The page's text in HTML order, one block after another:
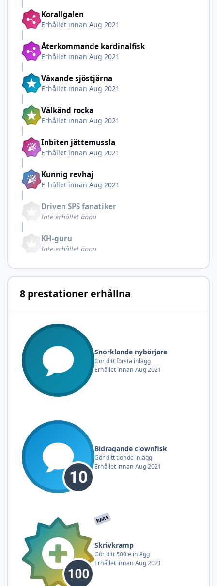
Korallgalen
Erhållet innan Aug 2021
Återkommande kardinalfisk
Erhållet innan Aug 2021
Växande sjöstjärna
Erhållet innan Aug 2021
Välkänd rocka
Erhållet innan Aug 2021
Inbiten jättemussla
Erhållet innan Aug 2021
Kunnig revhaj
Erhållet innan Aug 2021
Driven SPS fanatiker
Inte erhållet ännu
KH-guru
Inte erhållet ännu
8 prestationer erhållna
Snorklande nybörjare
Gör ditt första inlägg
Erhållet innan Aug 2021
Bidragande clownfisk
Gör ditt tionde inlägg
Erhållet innan Aug 2021
RARE
Skrivkramp
Gör ditt 500:e inlägg
Erhållet innan Aug 2021